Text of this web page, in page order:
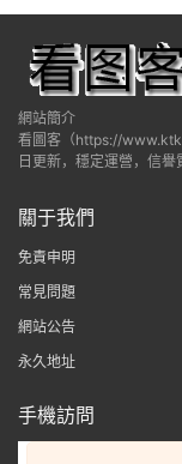
網站簡介
看圖客（https://
日更新，穩定運營，信譽
關于我們
免責申明
常見問題
網站公告
永久地址
手機訪問